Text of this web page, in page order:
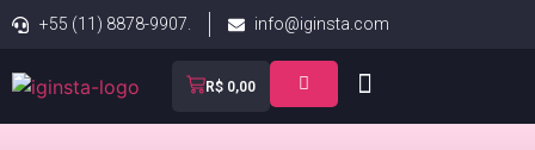
+55 (11) 8878-9907. info@iginsta.com
R$ 0,00